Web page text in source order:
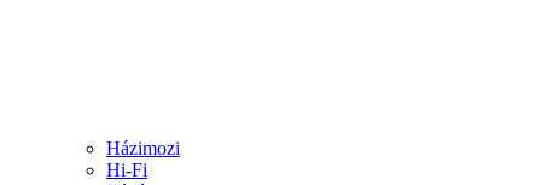
Házimozi
Hi-Fi